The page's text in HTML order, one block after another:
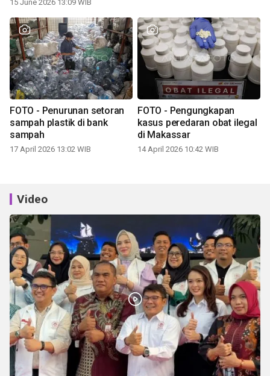
15 June 2026 13:09 WIB
FOTO - Penurunan setoran
sampah plastik di bank
sampah
17 April 2026 13:02 WIB
FOTO - Pengungkapan
kasus peredaran obat ilegal
di Makassar
14 April 2026 10:42 WIB
Video